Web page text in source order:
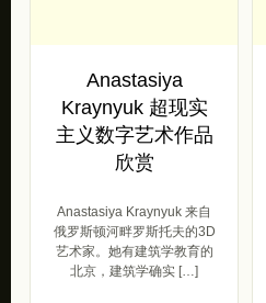
Anastasiya
Kraynyuk 超现实
主义数字艺术作品
欣赏
Anastasiya Kraynyuk 来自
俄罗斯顿河畔罗斯托夫的3D
艺术家。她有建筑学教育的
北京，建筑学确实 […]